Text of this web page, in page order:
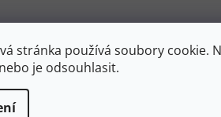
stránka používá soubory cookie.
je odsouhlasit.